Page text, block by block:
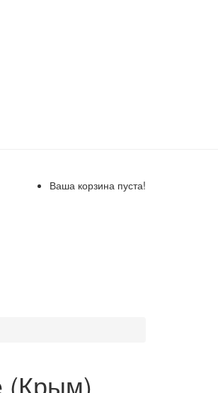
Ваша корзина пуста!
(Крым)